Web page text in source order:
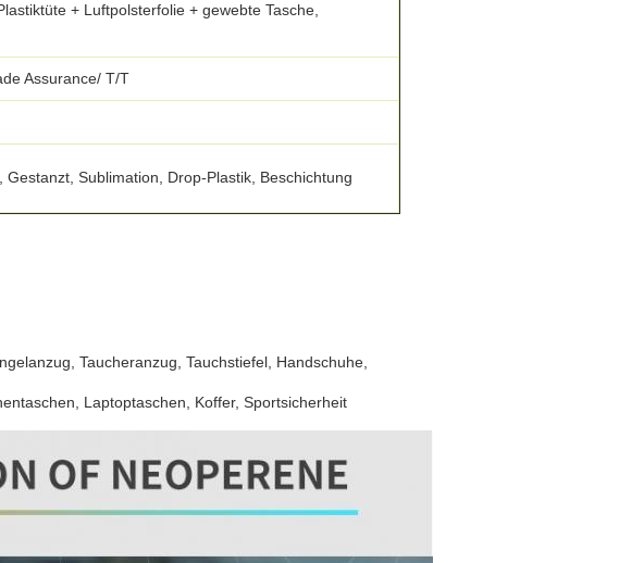
+ Luftpolsterfolie + gewebte Tasche,
Assurance/ T/T
Gestanzt, Sublimation, Drop-Plastik, Beschichtung
Taucheranzug, Tauchstiefel, Handschuhe,
Laptoptaschen, Koffer, Sportsicherheit